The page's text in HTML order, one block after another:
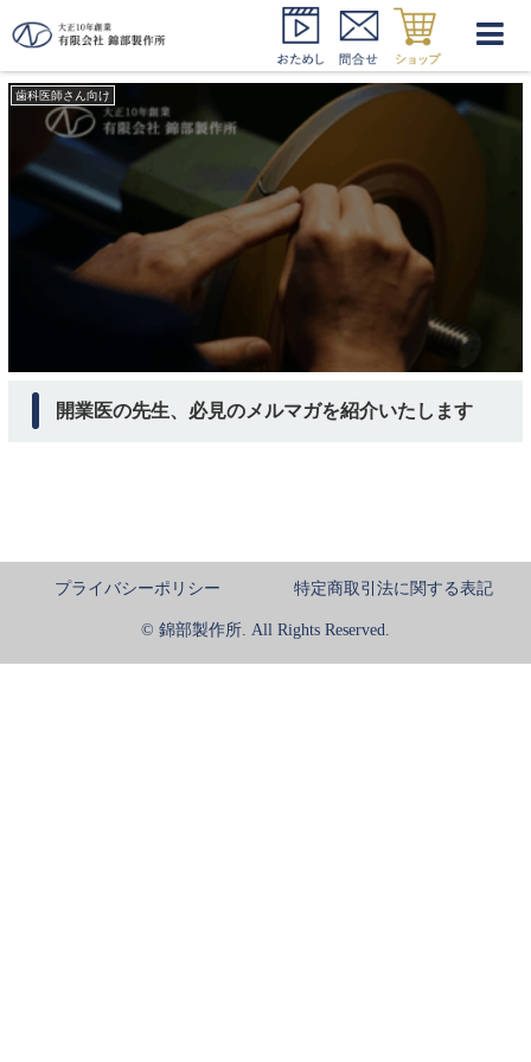
従業員満足度
歯科医師さん向け
開業医の先生、必見のメルマガを紹介いたします
プライバシーポリシー 特定商取引法に関する表記
© 錦部製作所. All Rights Reserved.